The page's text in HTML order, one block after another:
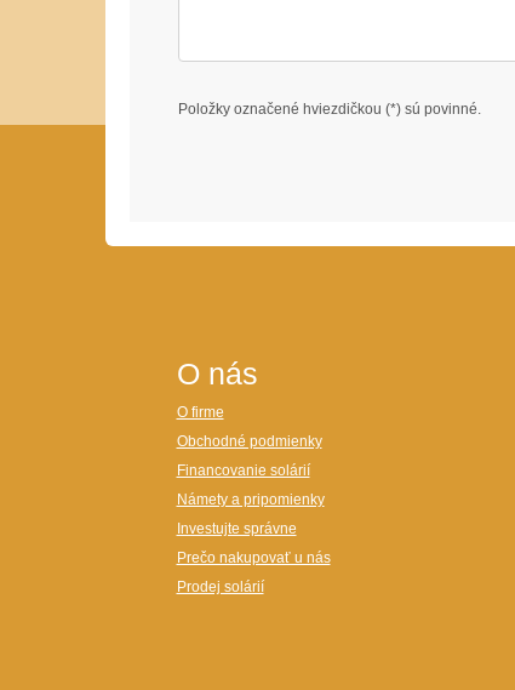
Položky označené hviezdičkou (*) sú povinné.
O nás
O firme
Obchodné podmienky
Financovanie solárií
Námety a pripomienky
Investujte správne
Prečo nakupovať u nás
Prodej solárií